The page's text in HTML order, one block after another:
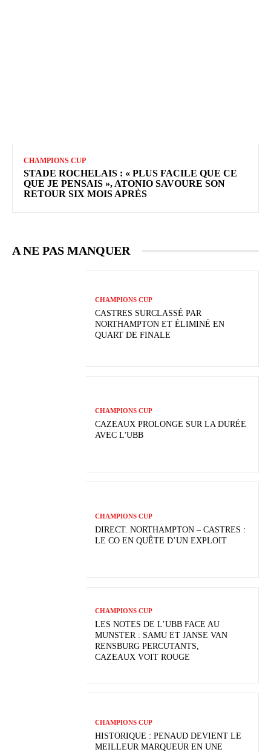
CHAMPIONS CUP
STADE ROCHELAIS : « PLUS FACILE QUE CE
QUE JE PENSAIS », ATONIO SAVOURE SON
RETOUR SIX MOIS APRÈS
A NE PAS MANQUER
CHAMPIONS CUP
CASTRES SURCLASSÉ PAR
NORTHAMPTON ET ÉLIMINÉ EN
QUART DE FINALE
CHAMPIONS CUP
CAZEAUX PROLONGE SUR LA DURÉE
AVEC L'UBB
CHAMPIONS CUP
DIRECT. NORTHAMPTON – CASTRES :
LE CO EN QUÊTE D’UN EXPLOIT
CHAMPIONS CUP
LES NOTES DE L’UBB FACE AU
MUNSTER : SAMU ET JANSE VAN
RENSBURG PERCUTANTS,
CAZEAUX VOIT ROUGE
CHAMPIONS CUP
HISTORIQUE : PENAUD DEVIENT LE
MEILLEUR MARQUEUR EN UNE